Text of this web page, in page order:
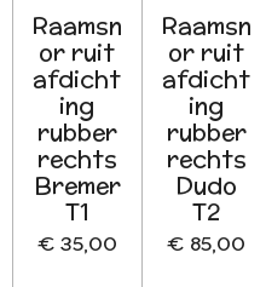
Raamsn
or ruit
afdicht
ing
rubber
rechts
Bremer
T1
€ 35,00
Raamsn
or ruit
afdicht
ing
rubber
rechts
Dudo
T2
€ 85,00